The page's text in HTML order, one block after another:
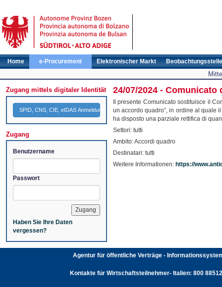
Home e-Procurement Elektronischer Markt Beobachtungsstelle
Zugang mittels digitaler Identität
SPID, CNS, CIE, eIDAS Anmeldung
Zugang
Benutzername
Passwort
Haben Sie Ihre Daten
vergessen?
24/07/2024 - Comunicato
Il presente Comunicato sostituisce il
un accordo quadro”, in ordine al quale
ha disposto una parziale rettifica di
Settori: tutti
Ambito: Accordi quadro
Destinatari: tutti
Weitere Informationen: https://
Agentur für öffentliche Verträge -
Kontakte für Wirtschaftsteilnehmer- Italien: 800